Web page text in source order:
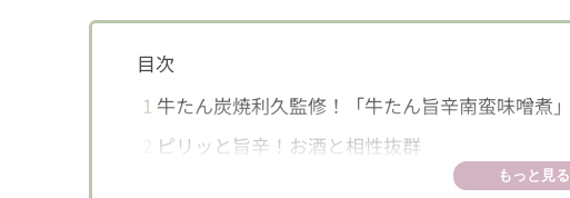
目次
1 牛たん炭焼利久監修！「牛たん旨辛南蛮味噌煮」
2 ピリッと旨辛！お酒と相性抜群
もっと見る